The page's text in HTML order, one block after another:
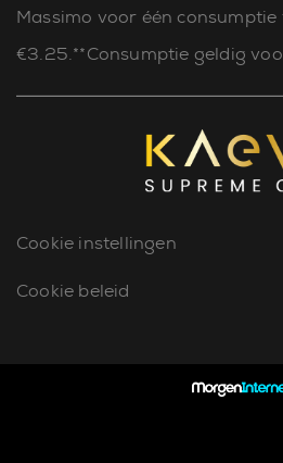
Massimo voor één consumptie
€3.25.**Consumptie geldig
Cookie instellingen
Cookie beleid